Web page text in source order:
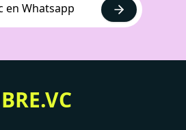
en Whatsapp